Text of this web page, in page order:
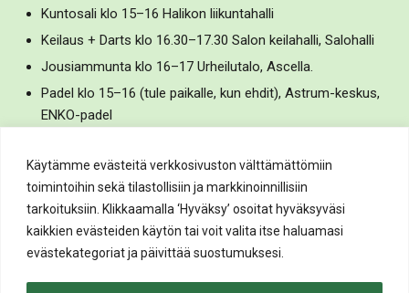
Käytämme evästeitä verkkosivuston välttämättömiin
toimintoihin sekä tilastollisiin ja markkinoinnillisiin
tarkoituksiin. Klikkaamalla ‘Hyväksy’ osoitat hyväksyväsi
kaikkien evästeiden käytön tai voit valita itse haluamasi
evästekategoriat ja päivittää suostumuksesi.
Kuntosali klo 15–16 Halikon liikuntahalli
Keilaus + Darts klo 16.30–17.30 Salon keilahalli, Salohalli
Jousiammunta klo 16–17 Urheilutalo, Ascella.
Padel klo 15–16 (tule paikalle, kun ehdit), Astrum-keskus,
ENKO-padel
Torstai
Biljardi + Keilaus klo 15.30–17.30, Astrum-keskus, Rata 57
Kuntosali klo 15.15–16.15, Perniön liikuntahalli
Hiphop klo 16–17.15, Ylhäistentie 2, 3. krs, Peilisali 2